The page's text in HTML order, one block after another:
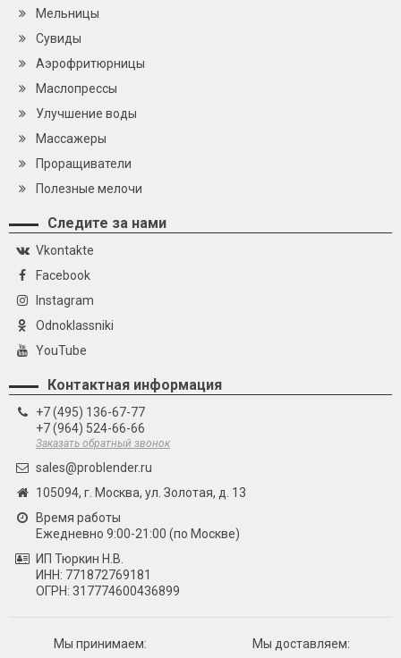
Мельницы
Сувиды
Аэрофритюрницы
Маслопрессы
Улучшение воды
Массажеры
Проращиватели
Полезные мелочи
Следите за нами
Vkontakte
Facebook
Instagram
Odnoklassniki
YouTube
Контактная информация
+7 (495) 136-67-77
+7 (964) 524-66-66
Заказать обратный звонок
sales@problender.ru
105094, г. Москва, ул. Золотая, д. 13
Время работы
Ежедневно 9:00-21:00 (по Москве)
ИП Тюркин Н.В.
ИНН: 771872769181
ОГРН: 317774600436899
Мы принимаем: Мы доставляем: